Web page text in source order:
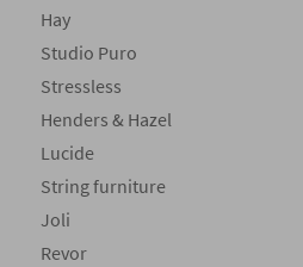
Hay
Studio Puro
Stressless
Henders & Hazel
Lucide
String furniture
Joli
Revor